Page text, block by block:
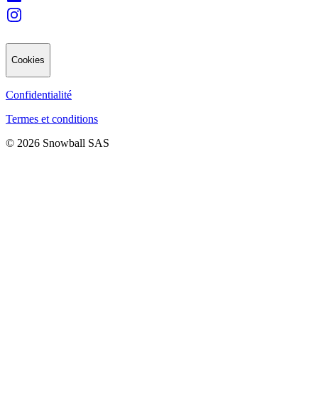
Cookies
Confidentialité
Termes et conditions
© 2026 Snowball SAS